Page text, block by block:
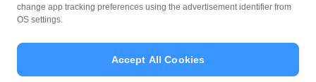
© PayPay Corporation
change app tracking preferences using the advertisement identifier from
OS settings.
Accept All Cookies